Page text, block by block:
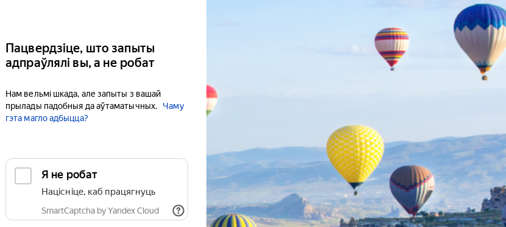
Пацвердзіце, што запыты
адпраўлялі вы, а не робат
Нам вельмі шкада, але запыты з вашай
прылады падобныя да аўтаматычных.
Чаму
гэта магло адбыцца?
Я не робат
Націсніце, каб працягнуць
SmartCaptcha by Yandex Cloud